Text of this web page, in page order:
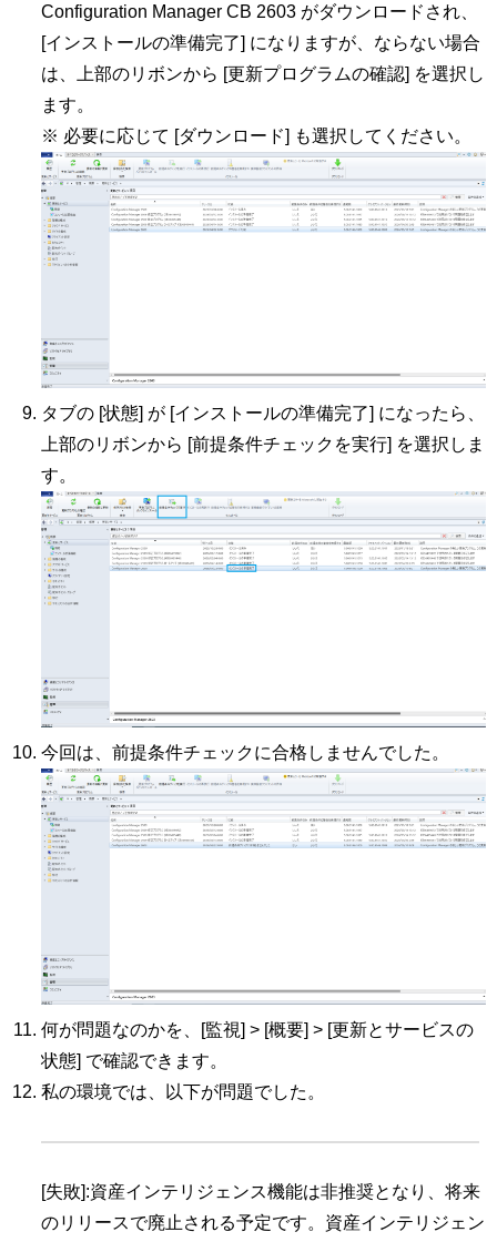
Configuration Manager CB 2603 がダウンロードされ、
[インストールの準備完了] になりますが、ならない場合
は、上部のリボンから [更新プログラムの確認] を選択し
ます。
※ 必要に応じて [ダウンロード] も選択してください。
タブの [状態] が [インストールの準備完了] になったら、
上部のリボンから [前提条件チェックを実行] を選択しま
す。
今回は、前提条件チェックに合格しませんでした。
何が問題なのかを、[監視] > [概要] > [更新とサービスの
状態] で確認できます。
私の環境では、以下が問題でした。
[失敗]:資産インテリジェンス機能は非推奨となり、将来
のリリースで廃止される予定です。資産インテリジェン